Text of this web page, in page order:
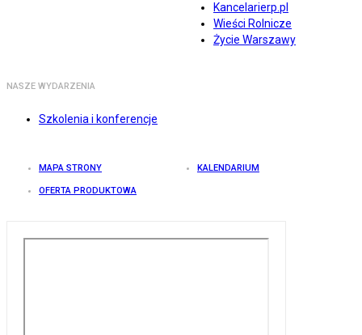
Kancelarierp.pl
Wieści Rolnicze
Życie Warszawy
NASZE WYDARZENIA
Szkolenia i konferencje
MAPA STRONY KALENDARIUM
OFERTA PRODUKTOWA